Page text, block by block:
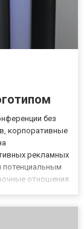
без
корпоративные
рекламных
потенциальным
отношения.